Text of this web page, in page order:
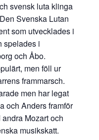
svensk luta klinga
Svenska Lutan
som utvecklades i
spelades i
och Åbo.
men föll ur
frammarsch.
men har legat
och Anders framför
Mozart och
musikskatt.